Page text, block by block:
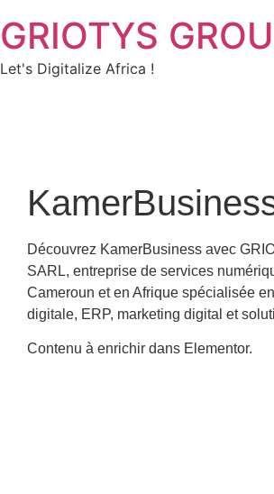
GRIOTYS
Let's Digitalize Africa !
Découvrez KamerBusiness avec
SARL, entreprise de services
Cameroun et en Afrique spécialisée
digitale, ERP, marketing digital et
Contenu à enrichir dans Elementor.